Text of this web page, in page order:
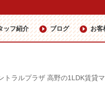
ッフ紹介 ブログ お客
トラルプラザ 高野の1LDK賃貸マ